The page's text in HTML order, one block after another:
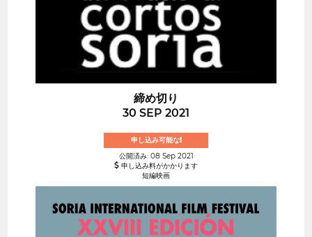
締め切り
30 SEP 2021
申し込み可能な!
公開済み: 08 Sep 2021
申し込み料がかかります
短編映画